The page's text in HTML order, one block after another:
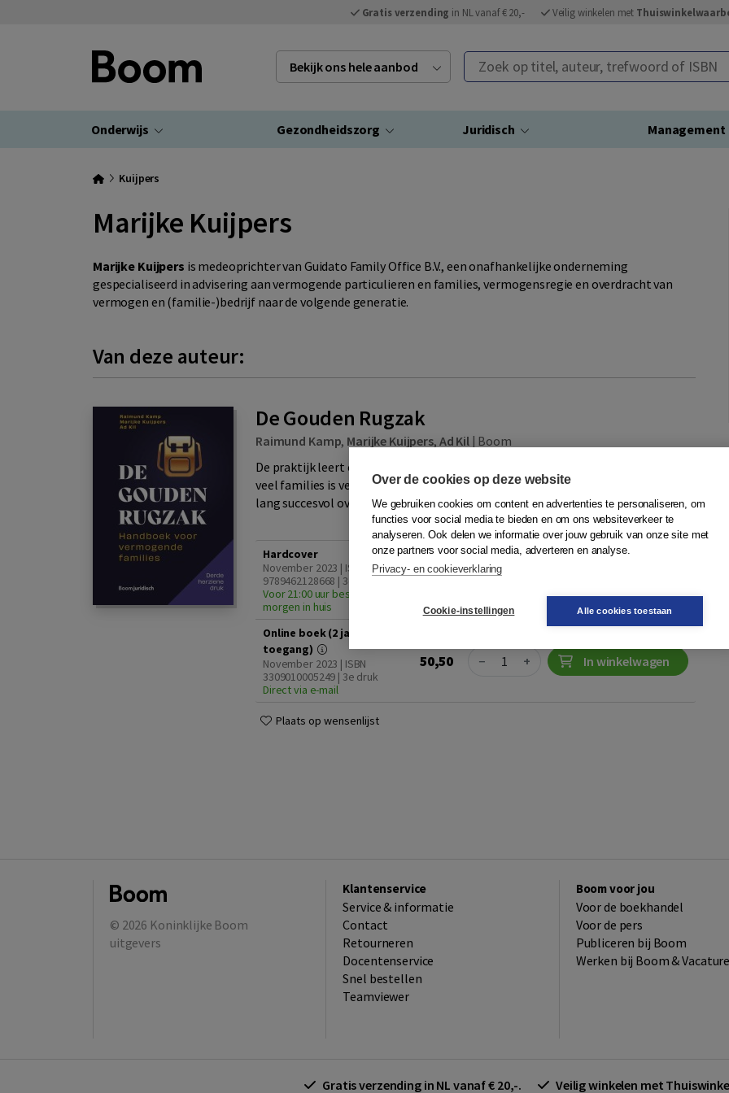
Gratis verzending in NL vanaf € 20,- Veilig winkelen met
Bekijk ons hele aanbod Zoek op titel, auteur, trefwoord of ISBN
Onderwijs Gezondheidszorg Juridisch Management
Kuijpers
Marijke Kuijpers
Marijke Kuijpers is medeoprichter van Guidato Family Office B.V., een onafhankelijke onderneming
gespecialiseerd in advisering aan vermogende particulieren en families, vermogensregie en overdracht van
vermogen en (familie-)bedrijf naar de volgende generatie.
Van deze auteur:
De Gouden Rugzak
Raimund Kamp, Marijke Kuijpers, Ad Kil| Boom
De praktijk leert ons dat een opgebouwd familievermogen na twee generaties in
veel families is verdampt. Wat doen families die vermogen generaties
lang succesvol overdragen anders dan families die ...Meer
Hardcover
November 2023 | ISBN
9789462128668 | 3e druk
Voor 21:00 uur besteld,
morgen in huis
62,50 Quantity
−
Online boek (2 jaar
toegang)
November 2023 | ISBN
3309010005249 | 3e druk
Direct via e-mail
50,50 Quantity
− + In winkelwagen
Plaats op wensenlijst
© 2026 Koninklijke Boom
uitgevers
Klantenservice
Service & informatie
Contact
Retourneren
Docentenservice
Snel bestellen
Teamviewer
Boom voor jou
Voor de boekhandel
Voor de pers
Publiceren bij Boom
Werken bij Boom &
Gratis verzending in NL vanaf € 20,-. Veilig winkelen met
Over de cookies op deze website
We gebruiken cookies om content en advertenties te personaliseren, om
functies voor social media te bieden en om ons websiteverkeer te
analyseren. Ook delen we informatie over jouw gebruik van onze site met
onze partners voor social media, adverteren en analyse.
Privacy- en cookieverklaring
Cookie-instellingen Alle cookies toestaan